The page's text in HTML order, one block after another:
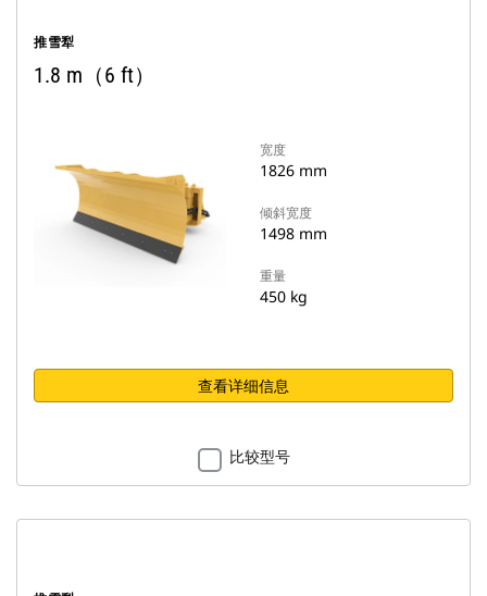
推雪犁
1.8 m（6 ft）
宽度
1826 mm
倾斜宽度
1498 mm
重量
450 kg
查看详细信息
比较型号